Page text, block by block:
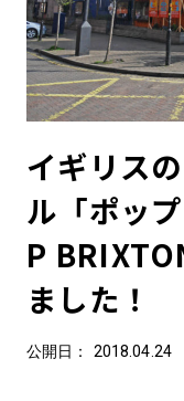
イギリス
ル「ポッ
P
ました！
公開日： 2018.04.24